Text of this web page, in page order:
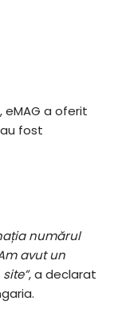
eMAG a oferit
fost
numărul
avut un
, a declarat